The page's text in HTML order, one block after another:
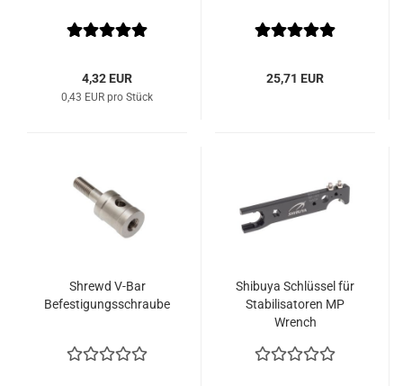
4,32 EUR
0,43 EUR pro Stück
25,71 EUR
Shrewd V-Bar
Befestigungsschraube
Shibuya Schlüssel für
Stabilisatoren MP
Wrench